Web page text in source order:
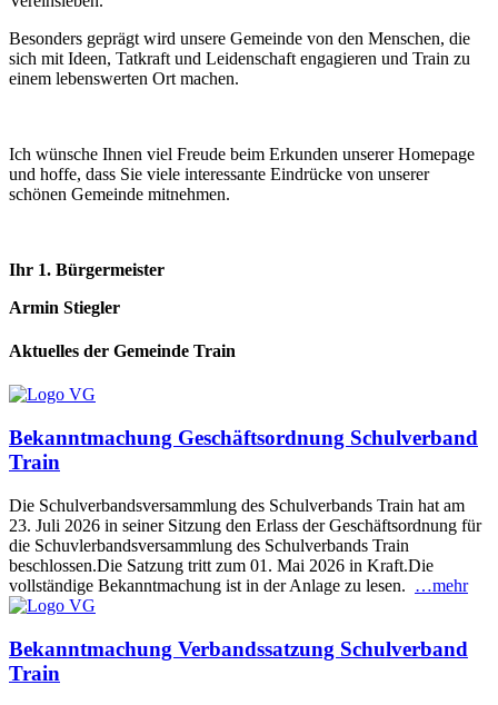
Besonders geprägt wird unsere Gemeinde von den Menschen, die
sich mit Ideen, Tatkraft und Leidenschaft engagieren und Train zu
einem lebenswerten Ort machen.
Ich wünsche Ihnen viel Freude beim Erkunden unserer Homepage
und hoffe, dass Sie viele interessante Eindrücke von unserer
schönen Gemeinde mitnehmen.
Ihr 1. Bürgermeister
Armin Stiegler
Aktuelles der Gemeinde Train
Bekanntmachung Geschäftsordnung Schulverband
Train
Die Schulverbandsversammlung des Schulverbands Train hat am
23. Juli 2026 in seiner Sitzung den Erlass der Geschäftsordnung für
die Schuvlerbandsversammlung des Schulverbands Train
beschlossen.Die Satzung tritt zum 01. Mai 2026 in Kraft.Die
vollständige Bekanntmachung ist in der Anlage zu lesen. …mehr
Bekanntmachung Verbandssatzung Schulverband
Train